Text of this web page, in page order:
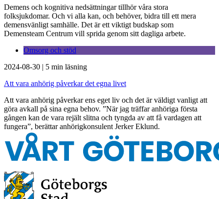
Demens och kognitiva nedsättningar tillhör våra stora
folksjukdomar. Och vi alla kan, och behöver, bidra till ett mera
demensvänligt samhälle. Det är ett viktigt budskap som
Demensteam Centrum vill sprida genom sitt dagliga arbete.
Omsorg och stöd
2024-08-30 | 5 min läsning
Att vara anhörig påverkar det egna livet
Att vara anhörig påverkar ens eget liv och det är väldigt vanligt att
göra avkall på sina egna behov. ”När jag träffar anhöriga första
gången kan de vara rejält slitna och tyngda av att få vardagen att
fungera”, berättar anhörigkonsulent Jerker Eklund.